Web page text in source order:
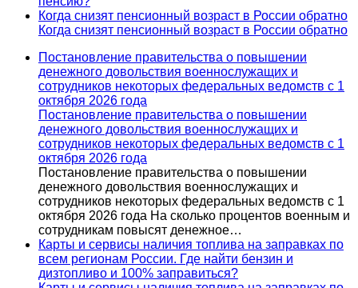
Когда снизят пенсионный возраст в России обратно
Когда снизят пенсионный возраст в России обратно
Постановление правительства о повышении
денежного довольствия военнослужащих и
сотрудников некоторых федеральных ведомств с 1
октября 2026 года
Постановление правительства о повышении
денежного довольствия военнослужащих и
сотрудников некоторых федеральных ведомств с 1
октября 2026 года
Постановление правительства о повышении
денежного довольствия военнослужащих и
сотрудников некоторых федеральных ведомств с 1
октября 2026 года На сколько процентов военным и
сотрудникам повысят денежное…
Карты и сервисы наличия топлива на заправках по
всем регионам России. Где найти бензин и
дизтопливо и 100% заправиться?